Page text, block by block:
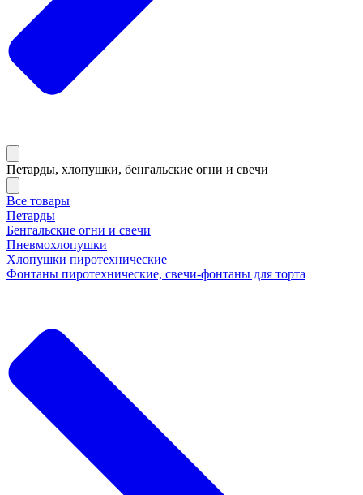
Петарды, хлопушки, бенгальские огни и свечи
Все товары
Петарды
Бенгальские огни и свечи
Пневмохлопушки
Хлопушки пиротехнические
Фонтаны пиротехнические, свечи-фонтаны для торта